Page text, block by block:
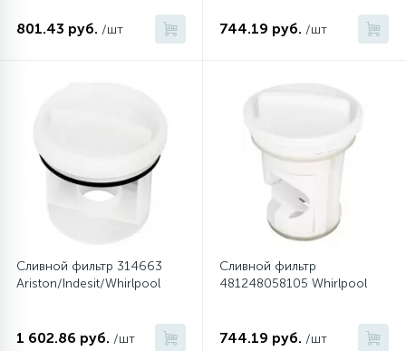
801.43 руб. /шт 744.19 руб. /шт
Сливной фильтр 314663
Ariston/Indesit/Whirlpool
1 602.86 руб. /шт
Сливной фильтр
481248058105 Whirlpool
744.19 руб. /шт